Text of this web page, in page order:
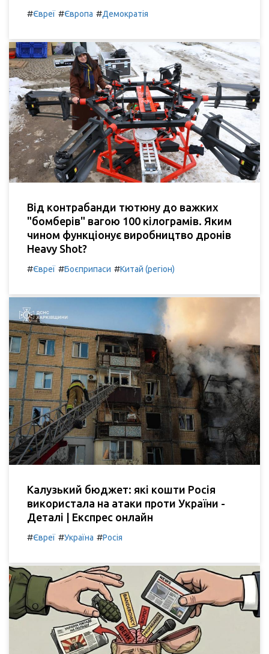
#Євреї #Європа #Демократія
Від контрабанди тютюну до важких
"бомберів" вагою 100 кілограмів. Яким
чином функціонує виробництво дронів
Heavy Shot?
#Євреї #Боєприпаси #Китай (регіон)
Калузький бюджет: які кошти Росія
використала на атаки проти України -
Деталі | Експрес онлайн
#Євреї #Україна #Росія